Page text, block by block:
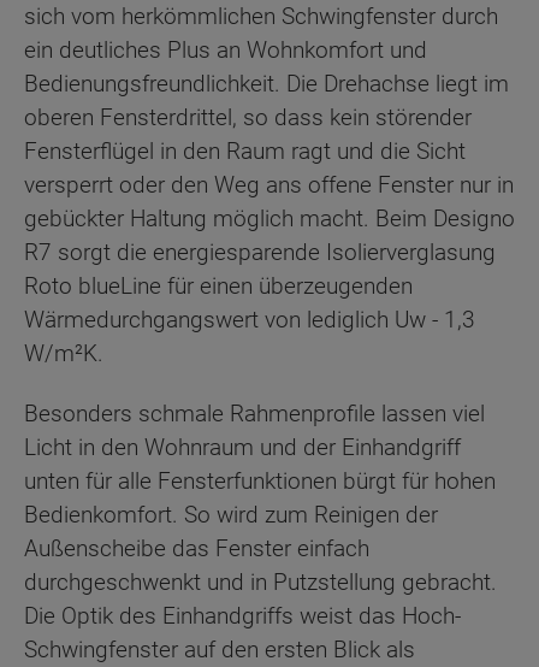
sich vom herkömmlichen Schwingfenster durch
ein deutliches Plus an Wohnkomfort und
Bedienungsfreundlichkeit. Die Drehachse liegt im
oberen Fensterdrittel, so dass kein störender
Fensterflügel in den Raum ragt und die Sicht
versperrt oder den Weg ans offene Fenster nur in
gebückter Haltung möglich macht. Beim Designo
R7 sorgt die energiesparende Isolierverglasung
Roto blueLine für einen überzeugenden
Wärmedurchgangswert von lediglich Uw - 1,3
W/m²K.
Besonders schmale Rahmenprofile lassen viel
Licht in den Wohnraum und der Einhandgriff
unten für alle Fensterfunktionen bürgt für hohen
Bedienkomfort. So wird zum Reinigen der
Außenscheibe das Fenster einfach
durchgeschwenkt und in Putzstellung gebracht.
Die Optik des Einhandgriffs weist das Hoch-
Schwingfenster auf den ersten Blick als